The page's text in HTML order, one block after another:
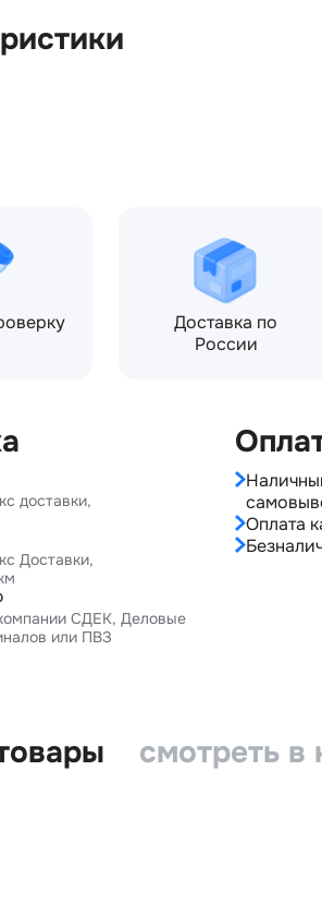
Доставка по
России
доставки,
Доставки,
СДЕК, Деловые
или ПВЗ
Оплата
смотреть в